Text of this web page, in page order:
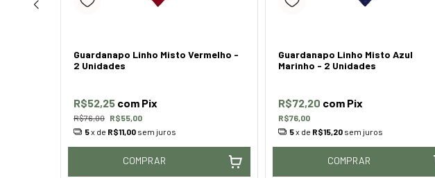
Guardanapo Linho Misto Vermelho -
2 Unidades
R$76,00 R$55,00
R$52,25 com Pix
5x de R$11,00 sem juros
COMPRAR
Guardanapo Linho Misto Azul
Marinho - 2 Unidades
R$76,00
R$72,20 com Pix
5x de R$15,20 sem juros
COMPRAR